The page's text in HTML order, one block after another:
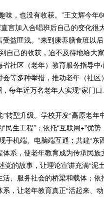
，也没有收获。”王文辉今年
言加入合唱班后自己的变化很大
匪浅。“来到康养膳食班以
己的收获，迫不及待地给大家
区（老年）教育服务指导中
等多种举措，推动老年（社
每年近万名老年人实现“家门
型升级。学校开发“高原老年
生工程”；依托“互联网+”优
机端、电脑端互通；共建“东
系，使老年教育成为传承民族
的故事，让理论宣讲充满“
、服务社会的桥梁和载体；依
，让老年教育真正“活起来、